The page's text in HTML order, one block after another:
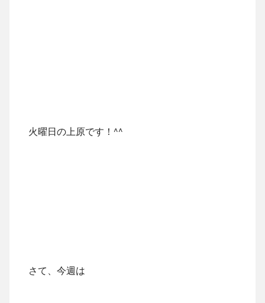
火曜日の上原です！^^
さて、今週は